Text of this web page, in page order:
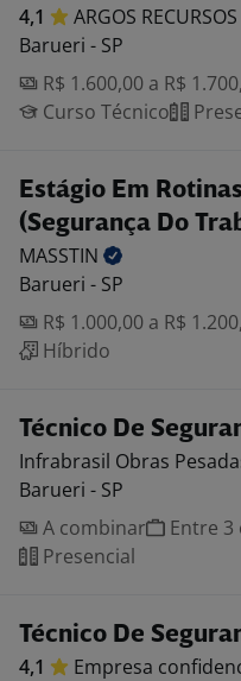
4,1 ARGOS RECURSOS
Barueri - SP
R$ 1.600,00 a R$
Curso Técnico
Estágio Em
(Segurança Do
MASSTIN
Barueri - SP
R$ 1.000,00 a R$
Híbrido
Técnico De
Infrabrasil Obras
Barueri - SP
A combinar
Entre 3
Presencial
Técnico De
4,1 Empresa